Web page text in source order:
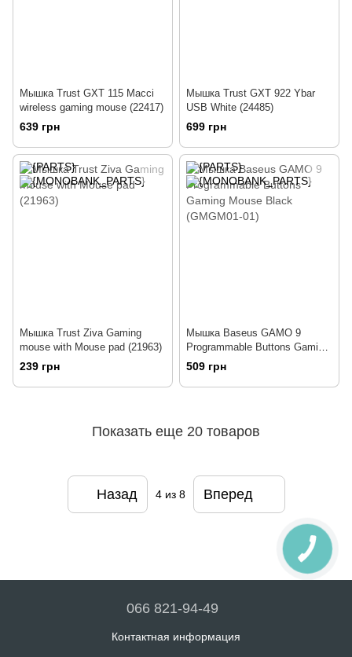
Мышка Trust GXT 115 Macci
wireless gaming mouse (22417)
639 грн
Мышка Trust GXT 922 Ybar
USB White (24485)
699 грн
Мышка Trust Ziva Gaming
mouse with Mouse pad (21963)
239 грн
Мышка Baseus GAMO 9
Programmable Buttons Gaming
Mouse Black (GMGM01-01)
509 грн
Показать еще 20 товаров
Назад 4из 8 Вперед
066 821-94-49
Контактная информация